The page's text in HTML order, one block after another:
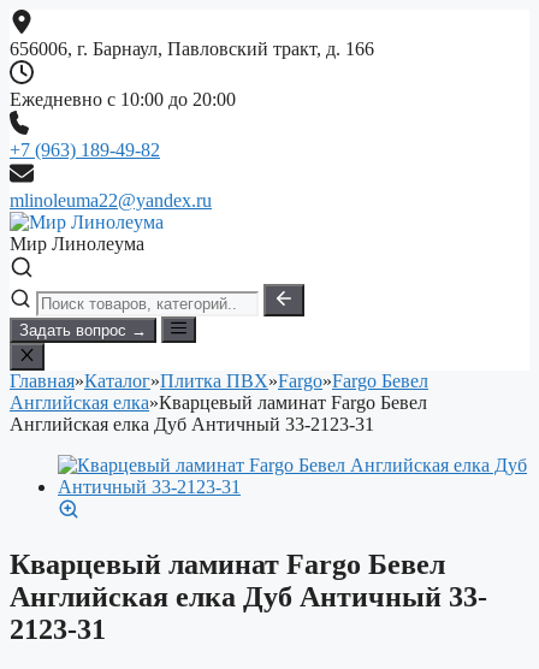
Перейти
к
содержимому
656006, г. Барнаул, Павловский тракт, д. 166
Ежедневно с 10:00 до 20:00
+7 (963) 189-49-82
mlinoleuma22@yandex.ru
Мир Линолеума
Задать вопрос →
Главная»Каталог»Плитка ПВХ»Fargo»Fargo Бевел
Английская елка»Кварцевый ламинат Fargo Бевел
Английская елка Дуб Античный 33-2123-31
Кварцевый ламинат Fargo Бевел
Английская елка Дуб Античный 33-
2123-31